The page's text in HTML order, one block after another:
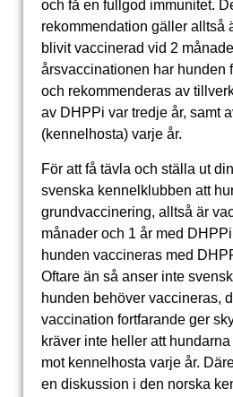
och få en fullgod immunitet.
rekommendation gäller alltså
blivit vaccinerad vid 2
årsvaccinationen har hunden
och rekommenderas av
av DHPPi var tredje år, samt
(kennelhosta) varje år.
För att få tävla och ställa ut
svenska kennelklubben att
grundvaccinering, alltså är
månader och 1 år med
hunden vaccineras med
Oftare än så anser inte
hunden behöver vaccineras,
vaccination fortfarande ger
kräver inte heller att
mot kennelhosta varje år.
en diskussion i den norska